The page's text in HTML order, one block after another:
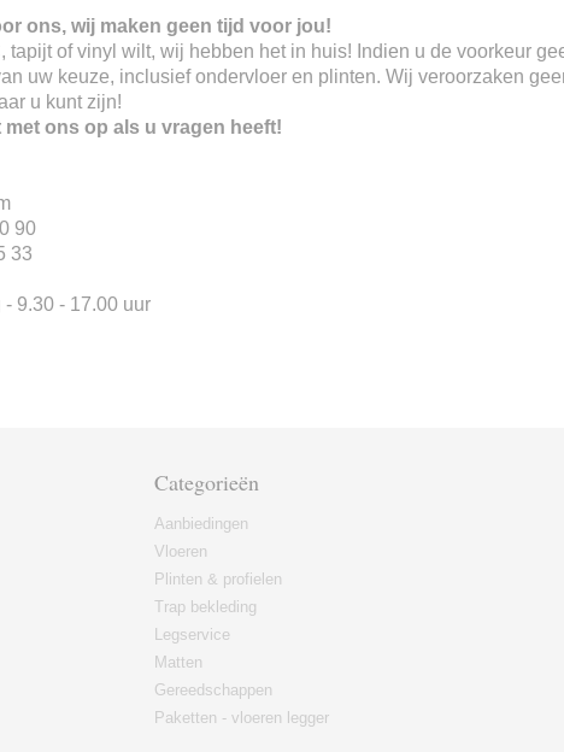
ons, wij maken geen tijd voor jou!
tapijt of vinyl wilt, wij hebben het in huis! Indien u de voorkeur
uw keuze, inclusief ondervloer en plinten. Wij veroorzaken
u kunt zijn!
ons op als u vragen heeft!
90
33
9.30 - 17.00 uur
Categorieën
Aanbiedingen
Vloeren
Plinten & profielen
Trap bekleding
Legservice
Matten
Gereedschappen
Paketten - vloeren legger